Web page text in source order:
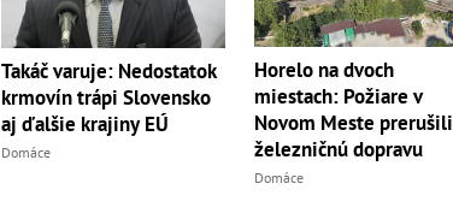
Takáč varuje: Nedostatok
krmovín trápi Slovensko
aj ďalšie krajiny EÚ
Domáce
Horelo na dvoch
miestach: Požiare v
Novom Meste prerušili
železničnú dopravu
Domáce